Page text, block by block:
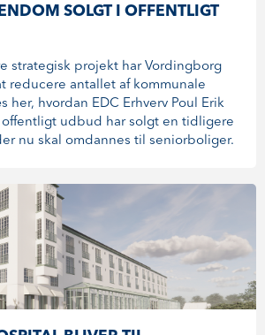
SOLGT I OFFENTLIGT
strategisk projekt har Vordingborg
reducere antallet af kommunale
her, hvordan EDC Erhverv Poul Erik
offentligt udbud har solgt en tidligere
nu skal omdannes til seniorboliger.